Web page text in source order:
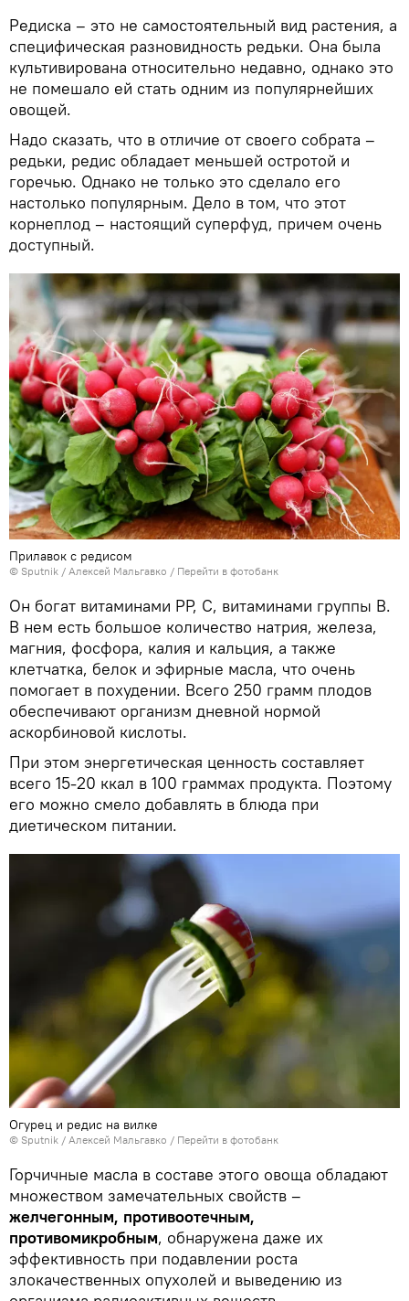
Редиска – это не самостоятельный вид растения, а
специфическая разновидность редьки. Она была
культивирована относительно недавно, однако это
не помешало ей стать одним из популярнейших
овощей.
Надо сказать, что в отличие от своего собрата –
редьки, редис обладает меньшей остротой и
горечью. Однако не только это сделало его
настолько популярным. Дело в том, что этот
корнеплод – настоящий суперфуд, причем очень
доступный.
Прилавок с редисом
© Sputnik / Алексей Мальгавко / Перейти в фотобанк
Он богат витаминами РР, С, витаминами группы В.
В нем есть большое количество натрия, железа,
магния, фосфора, калия и кальция, а также
клетчатка, белок и эфирные масла, что очень
помогает в похудении. Всего 250 грамм плодов
обеспечивают организм дневной нормой
аскорбиновой кислоты.
При этом энергетическая ценность составляет
всего 15-20 ккал в 100 граммах продукта. Поэтому
его можно смело добавлять в блюда при
диетическом питании.
Огурец и редис на вилке
© Sputnik / Алексей Мальгавко / Перейти в фотобанк
Горчичные масла в составе этого овоща обладают
множеством замечательных свойств –
желчегонным, противоотечным,
противомикробным, обнаружена даже их
эффективность при подавлении роста
злокачественных опухолей и выведению из